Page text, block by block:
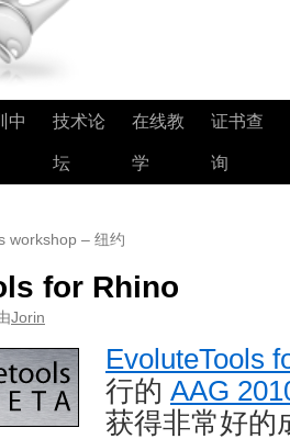
中 技术论
坛
在线教
学
证书查
询
workshop – 纽约
for Rhino
Jorin
EvoluteTools
行的 AAG
获得非常好的